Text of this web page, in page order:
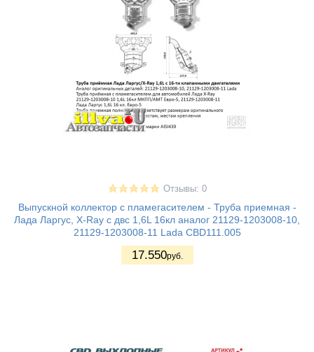
Отзывы: 0
Выпускной коллектор с пламегасителем - Труба приемная -
Лада Ларгус, X-Ray с двс 1,6L 16кл аналог 21129-1203008-10,
21129-1203008-11 Lada CBD111.005
17.550руб.